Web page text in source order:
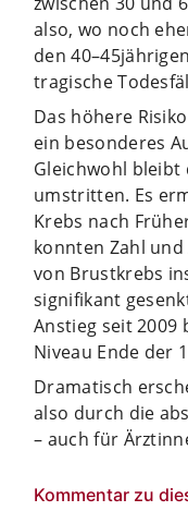
also, wo noch
den
tragische
Das höhere
ein besonderes
Gleichwohl bleibt
umstritten. Es
Krebs nach
konnten Zahl
von Brustkrebs
signifikant
Anstieg seit 2009
Niveau Ende der
Dramatisch
also durch die
– auch für
Kommentar zu